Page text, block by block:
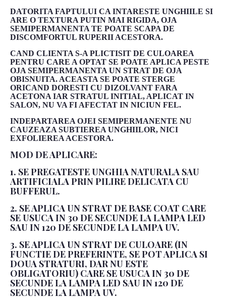
DATORITA FAPTULUI CA INTARESTE UNGHIILE SI
ARE O TEXTURA PUTIN MAI RIGIDA, OJA
SEMIPERMANENTA TE POATE SCAPA DE
DISCOMFORTUL RUPERII ACESTORA.
CAND CLIENTA S-A PLICTISIT DE CULOAREA
PENTRU CARE A OPTAT SE POATE APLICA PESTE
OJA SEMIPERMANENTA UN STRAT DE OJA
OBISNUITA. ACEASTA SE POATE STERGE
ORICAND DORESTI CU DIZOLVANT FARA
ACETONA IAR STRATUL INITIAL, APLICAT IN
SALON, NU VA FI AFECTAT IN NICIUN FEL.
INDEPARTAREA OJEI SEMIPERMANENTE NU
CAUZEAZA SUBTIEREA UNGHIILOR, NICI
EXFOLIEREA ACESTORA.
MOD DE APLICARE:
1. SE PREGATESTE UNGHIA NATURALA SAU
ARTIFICIALA PRIN PILIRE DELICATA CU
BUFFERUL.
2. SE APLICA UN STRAT DE BASE COAT CARE
SE USUCA IN 30 DE SECUNDE LA LAMPA LED
SAU IN 120 DE SECUNDE LA LAMPA UV.
3. SE APLICA UN STRAT DE CULOARE (IN
FUNCTIE DE PREFERINTE, SE POT APLICA SI
DOUA STRATURI, DAR NU ESTE
OBLIGATORIU) CARE SE USUCA IN 30 DE
SECUNDE LA LAMPA LED SAU IN 120 DE
SECUNDE LA LAMPA UV.